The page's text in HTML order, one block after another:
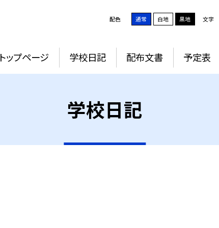
配色 通常 白地 黒地 文字
トップページ 学校日記 配布文書 予定表
学校日記